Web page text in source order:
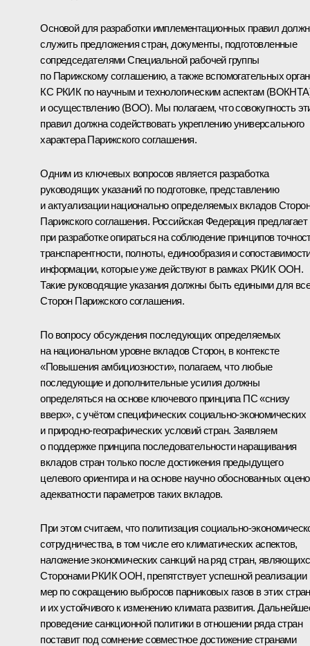
Основой для разработки имплементационных правил
служить предложения стран, документы, подготовленные
сопредседателями Специальной рабочей группы
по Парижскому соглашению, а также вспомогательных
КС РКИК по научным и технологическим аспектам
и осуществлению (ВОО). Мы полагаем, что совокупность
правил должна содействовать укреплению универсального
характера Парижского соглашения.
Одним из ключевых вопросов является разработка
руководящих указаний по подготовке, представлению
и актуализации национально определяемых вкладов Сторон
Парижского соглашения. Российская Федерация предлагает
при разработке опираться на соблюдение принципов
транспарентности, полноты, единообразия и
информации, которые уже действуют в рамках РКИК ООН.
Такие руководящие указания должны быть едиными для
Сторон Парижского соглашения.
По вопросу обсуждения последующих определяемых
на национальном уровне вкладов Сторон, в контексте
«Повышения амбициозности», полагаем, что любые
последующие и дополнительные усилия должны
определяться на основе ключевого принципа ПС «снизу
вверх», с учётом специфических социально-экономических
и природно-географических условий стран. Заявляем
о поддержке принципа последовательности наращивания
вкладов стран только после достижения предыдущего
целевого ориентира и на основе научно обоснованных
адекватности параметров таких вкладов.
При этом считаем, что политизация социально-
сотрудничества, в том числе его климатических аспектов,
наложение экономических санкций на ряд стран,
Сторонами РКИК ООН, препятствует успешной реализации
мер по сокращению выбросов парниковых газов в этих
и их устойчивого к изменению климата развития.
проведение санкционной политики в отношении ряда стран
поставит под сомнение совместное достижение странами